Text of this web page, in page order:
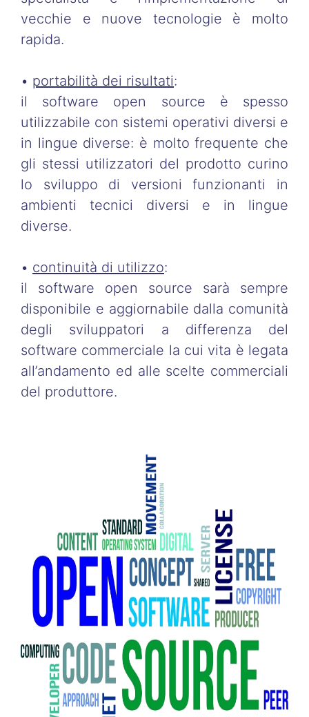
vecchie e nuove tecnologie è molto
rapida.
• portabilità dei risultati:
il software open source è spesso
utilizzabile con sistemi operativi diversi e
in lingue diverse: è molto frequente che
gli stessi utilizzatori del prodotto curino
lo sviluppo di versioni funzionanti in
ambienti tecnici diversi e in lingue
diverse.
• continuità di utilizzo:
il software open source sarà sempre
disponibile e aggiornabile dalla comunità
degli sviluppatori a differenza del
software commerciale la cui vita è legata
all’andamento ed alle scelte commerciali
del produttore.